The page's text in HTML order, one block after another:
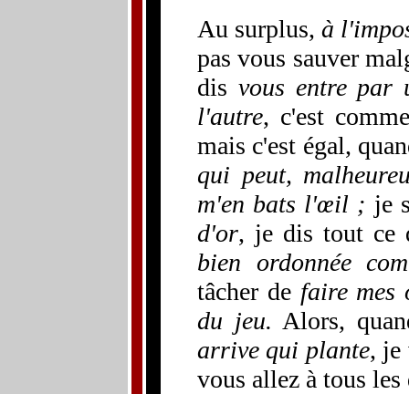
Au surplus, à
pas vous sauver
dis vous entre par
l'autre, c'est
mais c'est égal,
qui peut,
m'en bats l'œil ; je
d'or, je dis tout ce
bien ordonnée
tâcher de faire mes
du jeu. Alors,
arrive qui plante, je
vous allez à tous